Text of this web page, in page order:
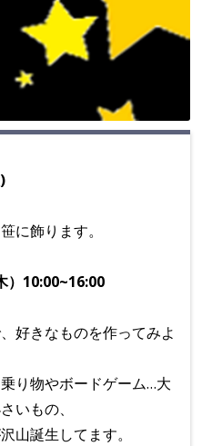
)
に飾ります。
）10:00~16:00
好きなものを作ってみよ
り物やボードゲーム…大
いもの、
山誕生してます。